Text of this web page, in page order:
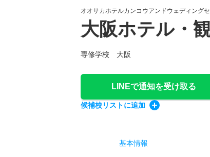
オオサカホテルカンコウアンドウェディング
大阪ホテル・
専修学校 大阪
LINEで通知を受け取る
候補校リストに追加
基本情報